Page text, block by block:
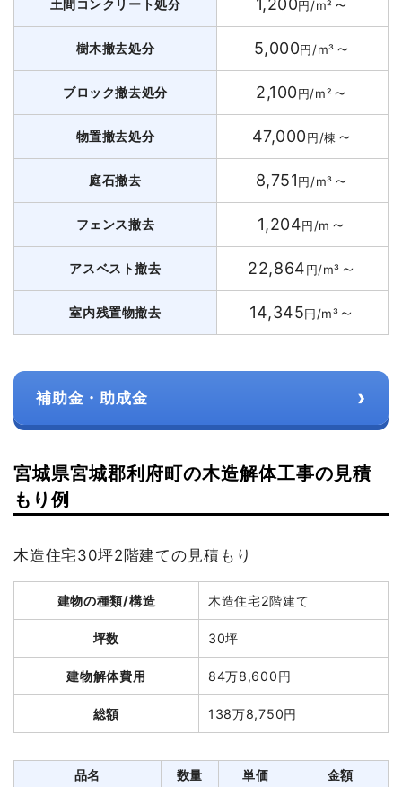
土間コンクリート処分 1,200円/m² ～
樹木撤去処分 5,000円/m³ ～
ブロック撤去処分 2,100円/m² ～
物置撤去処分 47,000円/棟 ～
庭石撤去 8,751円/m³ ～
フェンス撤去 1,204円/m ～
アスベスト撤去 22,864円/m³ ～
室内残置物撤去 14,345円/m³～
補助金・助成金 ›
宮城県宮城郡利府町の木造解体工事の見積
もり例
木造住宅30坪2階建ての見積もり
建物の種類/構造 木造住宅2階建て
坪数 30坪
建物解体費用 84万8,600円
総額 138万8,750円
品名 数量 単価
金額